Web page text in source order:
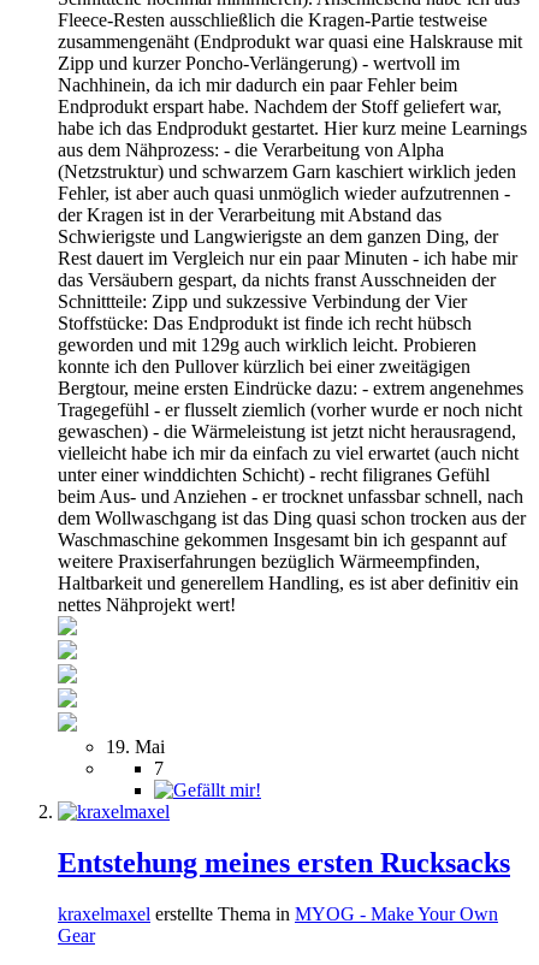
Fleece-Resten ausschließlich die Kragen-Partie testweise
zusammengenäht (Endprodukt war quasi eine Halskrause mit
Zipp und kurzer Poncho-Verlängerung) - wertvoll im
Nachhinein, da ich mir dadurch ein paar Fehler beim
Endprodukt erspart habe. Nachdem der Stoff geliefert war,
habe ich das Endprodukt gestartet. Hier kurz meine Learnings
aus dem Nähprozess: - die Verarbeitung von Alpha
(Netzstruktur) und schwarzem Garn kaschiert wirklich jeden
Fehler, ist aber auch quasi unmöglich wieder aufzutrennen -
der Kragen ist in der Verarbeitung mit Abstand das
Schwierigste und Langwierigste an dem ganzen Ding, der
Rest dauert im Vergleich nur ein paar Minuten - ich habe mir
das Versäubern gespart, da nichts franst Ausschneiden der
Schnittteile: Zipp und sukzessive Verbindung der Vier
Stoffstücke: Das Endprodukt ist finde ich recht hübsch
geworden und mit 129g auch wirklich leicht. Probieren
konnte ich den Pullover kürzlich bei einer zweitägigen
Bergtour, meine ersten Eindrücke dazu: - extrem angenehmes
Tragegefühl - er flusselt ziemlich (vorher wurde er noch nicht
gewaschen) - die Wärmeleistung ist jetzt nicht herausragend,
vielleicht habe ich mir da einfach zu viel erwartet (auch nicht
unter einer winddichten Schicht) - recht filigranes Gefühl
beim Aus- und Anziehen - er trocknet unfassbar schnell, nach
dem Wollwaschgang ist das Ding quasi schon trocken aus der
Waschmaschine gekommen Insgesamt bin ich gespannt auf
weitere Praxiserfahrungen bezüglich Wärmeempfinden,
Haltbarkeit und generellem Handling, es ist aber definitiv ein
nettes Nähprojekt wert!
19. Mai
7
Entstehung meines ersten Rucksacks
kraxelmaxel erstellte Thema in MYOG - Make Your Own
Gear